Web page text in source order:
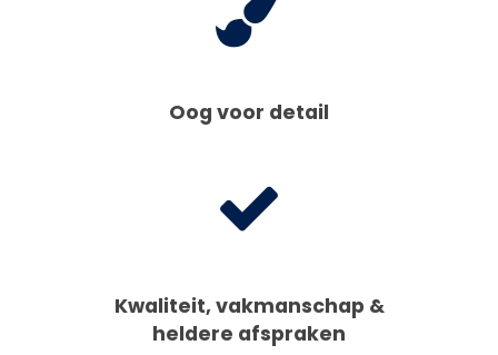
Oog voor detail
Kwaliteit, vakmanschap &
heldere afspraken